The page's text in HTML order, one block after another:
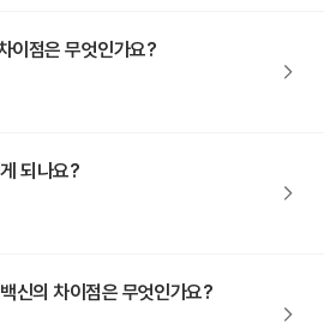
이점은 무엇인가요?
되나요?
신의 차이점은 무엇인가요?